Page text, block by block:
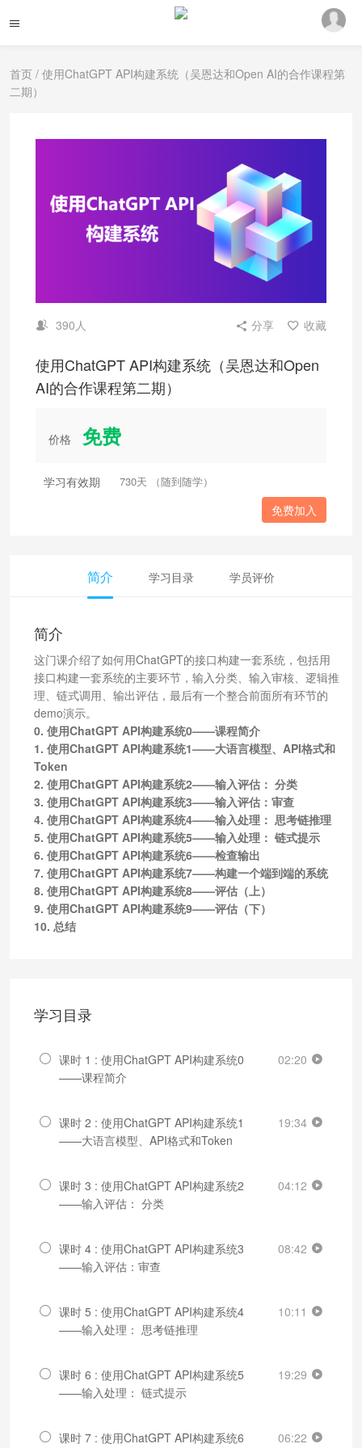
首页 / 使用ChatGPT API构建系统（吴恩达和Open AI的合作课程第
二期）
390人 分享 收藏
使用ChatGPT API构建系统（吴恩达和Open
AI的合作课程第二期）
价格 免费
学习有效期 730天 （随到随学）
免费加入
简介 学习目录 学员评价
简介
这门课介绍了如何用ChatGPT的接口构建一套系统，包括用
接口构建一套系统的主要环节，输入分类、输入审核、逻辑推
理、链式调用、输出评估，最后有一个整合前面所有环节的
demo演示。
0. 使用ChatGPT API构建系统0——课程简介
1. 使用ChatGPT API构建系统1——大语言模型、API格式和
Token
2. 使用ChatGPT API构建系统2——输入评估： 分类
3. 使用ChatGPT API构建系统3——输入评估：审查
4. 使用ChatGPT API构建系统4——输入处理： 思考链推理
5. 使用ChatGPT API构建系统5——输入处理： 链式提示
6. 使用ChatGPT API构建系统6——检查输出
7. 使用ChatGPT API构建系统7——构建一个端到端的系统
8. 使用ChatGPT API构建系统8——评估（上）
9. 使用ChatGPT API构建系统9——评估（下）
10. 总结
学习目录
课时 1 : 使用ChatGPT API构建系统0
——课程简介
02:20
课时 2 : 使用ChatGPT API构建系统1
——大语言模型、API格式和Token
19:34
课时 3 : 使用ChatGPT API构建系统2
——输入评估： 分类
04:12
课时 4 : 使用ChatGPT API构建系统3
——输入评估：审查
08:42
课时 5 : 使用ChatGPT API构建系统4
——输入处理： 思考链推理
10:11
课时 6 : 使用ChatGPT API构建系统5
——输入处理： 链式提示
19:29
课时 7 : 使用ChatGPT API构建系统6
06:22